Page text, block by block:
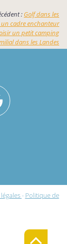
: Golf dans les
un cadre enchanteur
un petit camping
dans les Landes
- Politique de